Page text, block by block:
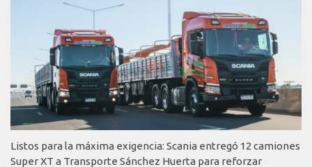
Listos para la máxima exigencia: Scania entregó 12 camiones
Super XT a Transporte Sánchez Huerta para reforzar